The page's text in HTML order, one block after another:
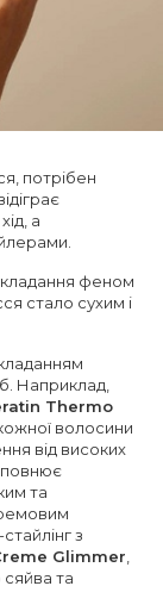
потрібен
а
феном
стало сухим і
Наприклад,
Thermo
волосини
від високих
та
з
Glimmer
сяйва та